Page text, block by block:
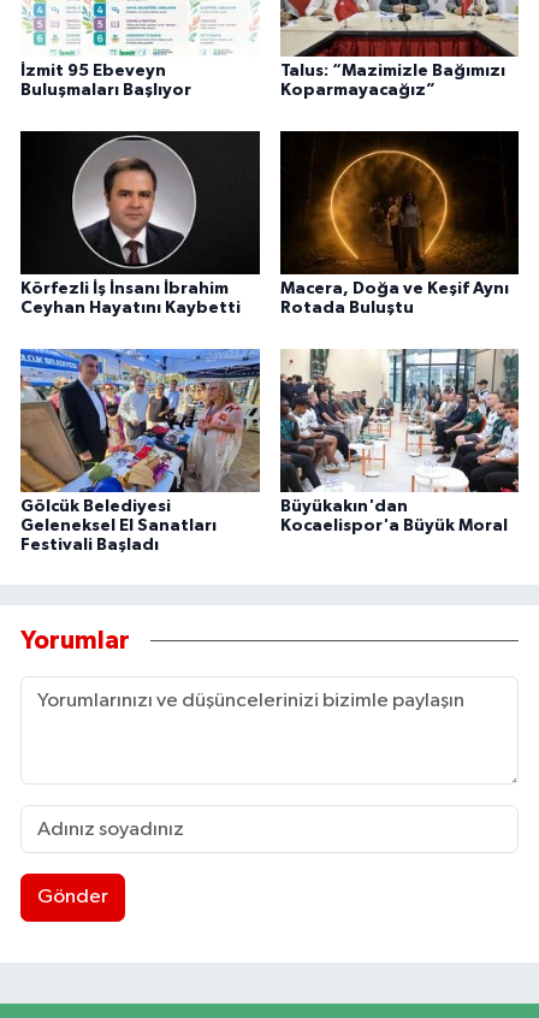
İzmit 95 Ebeveyn
Buluşmaları Başlıyor
Talus: “Mazimizle Bağımızı
Koparmayacağız”
Körfezli İş İnsanı İbrahim
Ceyhan Hayatını Kaybetti
Macera, Doğa ve Keşif Aynı
Rotada Buluştu
Gölcük Belediyesi
Geleneksel El Sanatları
Festivali Başladı
Büyükakın'dan
Kocaelispor'a Büyük Moral
Yorumlar
Gönder